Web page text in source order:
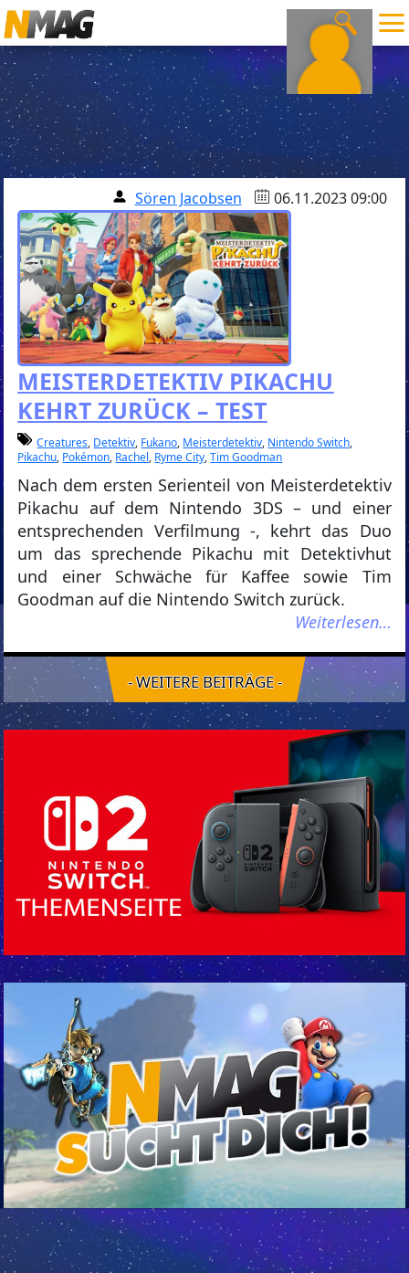
Sören Jacobsen 06.11.2023 09:00
MEISTERDETEKTIV PIKACHU
KEHRT ZURÜCK – TEST
Creatures, Detektiv, Fukano, Meisterdetektiv, Nintendo Switch,
Pikachu, Pokémon, Rachel, Ryme City,Tim Goodman
Nach dem ersten Serienteil von Meisterdetektiv
Pikachu auf dem Nintendo 3DS – und einer
entsprechenden Verfilmung -, kehrt das Duo
um das sprechende Pikachu mit Detektivhut
und einer Schwäche für Kaffee sowie Tim
Goodman auf die Nintendo Switch zurück.
Weiterlesen…
- WEITERE BEITRÄGE -